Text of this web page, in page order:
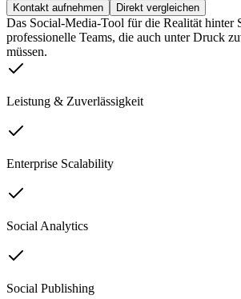
Kontakt aufnehmen Direkt vergleichen
Das Social-Media-Tool für die Realität hinter
professionelle Teams, die auch unter Druck
müssen.
Leistung & Zuverlässigkeit
Enterprise Scalability
Social Analytics
Social Publishing